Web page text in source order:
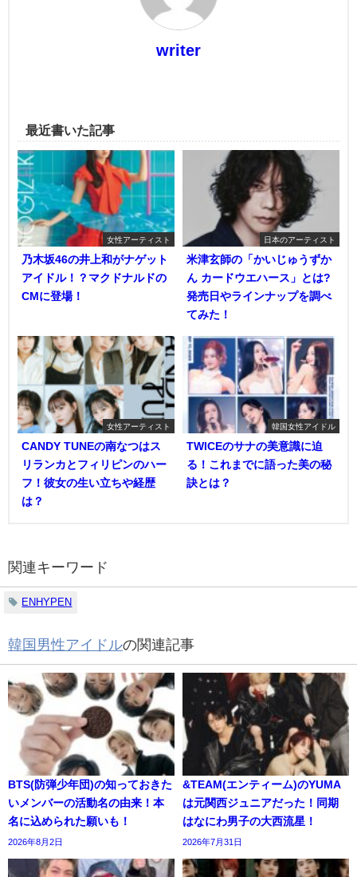
writer
最近書いた記事
女性アーティスト
乃木坂46の井上和がナゲット
アイドル！？マクドナルドの
CMに登場！
日本のアーティスト
米津玄師の「かいじゅうずか
ん カードウエハース」とは?
発売日やラインナップを調べ
てみた！
女性アーティスト
CANDY TUNEの南なつはス
リランカとフィリピンのハー
フ！彼女の生い立ちや経歴
は？
韓国女性アイドル
TWICEのサナの美意識に迫
る！これまでに語った美の秘
訣とは？
関連キーワード
ENHYPEN
韓国男性アイドルの関連記事
BTS(防弾少年団)の知っておきた
いメンバーの活動名の由来！本
名に込められた願いも！
2026年8月2日
&TEAM(エンティーム)のYUMA
は元関西ジュニアだった！同期
はなにわ男子の大西流星！
2026年7月31日